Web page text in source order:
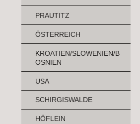
PRAUTITZ
ÖSTERREICH
KROATIEN/SLOWENIEN/B
OSNIEN
USA
SCHIRGISWALDE
HÖFLEIN